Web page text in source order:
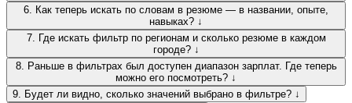
6. Как теперь искать по словам в резюме — в названии, опыте,
навыках? ↓
7. Где искать фильтр по регионам и сколько резюме в каждом
городе? ↓
8. Раньше в фильтрах был доступен диапазон зарплат. Где теперь
можно его посмотреть? ↓
9. Будет ли видно, сколько значений выбрано в фильтре? ↓